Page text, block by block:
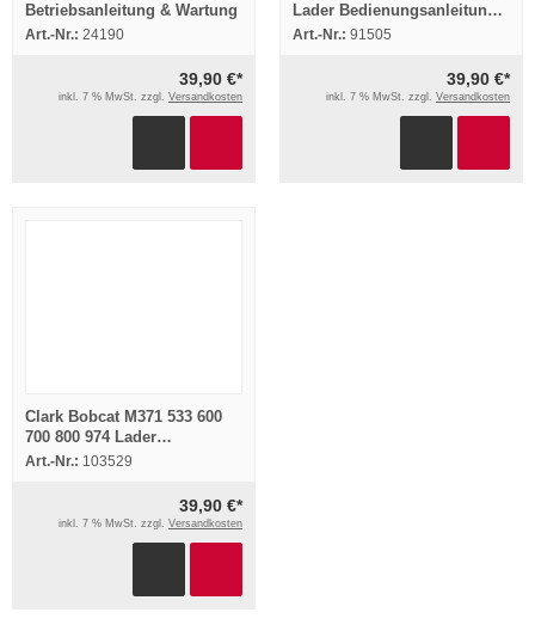
Betriebsanleitung & Wartung
Art.-Nr.: 24190
39,90 €*
inkl. 7 % MwSt. zzgl. Versandkosten
Lader Bedienungsanleitung
Betriebsanleitung 2011
Art.-Nr.: 91505
39,90 €*
inkl. 7 % MwSt. zzgl. Versandkosten
Clark Bobcat M371 533 600
700 800 974 Lader
Landschaftsgestaltung 7x
Art.-Nr.: 103529
39,90 €*
inkl. 7 % MwSt. zzgl. Versandkosten